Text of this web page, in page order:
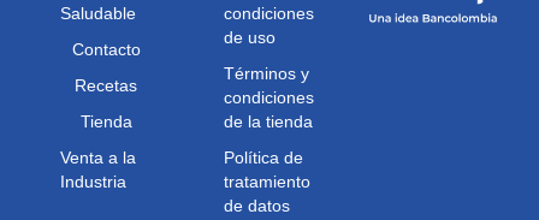
Saludable
Contacto
Recetas
Tienda
Venta a la
Industria
condiciones
de uso
Términos y
condiciones
de la tienda
Política de
tratamiento
de datos